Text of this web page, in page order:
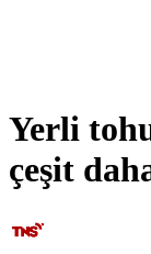
Yerli
çeşit